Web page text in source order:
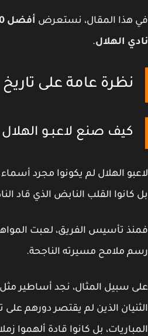
هذا المقال، نستعرض
الهلال.
نظرة عامة على تاريخ
كيف صنع لاعبـو الهلال
الهلال لم يكونوا مجرد أسماء
القلب النابض الذي قاد
تأسيس الفريق، لعبت المواهب
ملامح مسيرته الناجحة.
سبيل المثال، نجد أساطير مثل
الذين لم يقتصر دورهم على
بل كانوا قادة ألهموا